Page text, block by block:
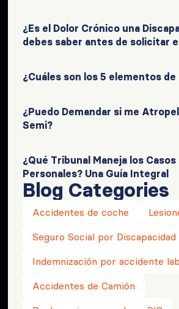
¿Es el Dolor Crónico una
debes saber antes de solicitar
¿Cuáles son los 5 elementos
¿Puedo Demandar si me
Semi?
¿Qué Tribunal Maneja los
Personales? Una Guía Integral
Blog Categories
Accidentes de coche
Seguro Social por Discapacidad
Indemnización por accidente
Accidentes de Camión